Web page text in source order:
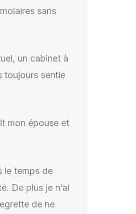
sans
un cabinet à
toujours sentie
mon épouse et
le temps de
De plus je n’ai
de ne